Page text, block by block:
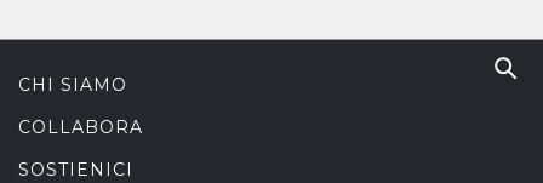
CHI SIAMO
COLLABORA
SOSTIENICI